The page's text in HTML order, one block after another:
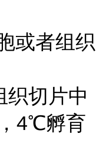
或者组织
切片中
4℃孵育